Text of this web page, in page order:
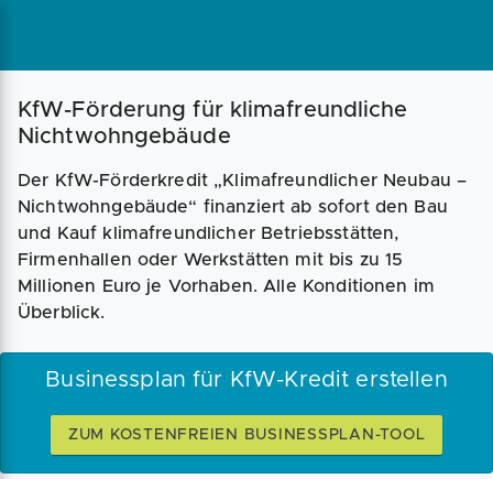
Magazin Businessplan Fördermittel
KfW-Förderung für klimafreundliche
Nichtwohngebäude
Der KfW-Förderkredit „Klimafreundlicher Neubau –
Nichtwohngebäude“ finanziert ab sofort den Bau
und Kauf klimafreundlicher Betriebsstätten,
Firmenhallen oder Werkstätten mit bis zu 15
Millionen Euro je Vorhaben. Alle Konditionen im
Überblick.
Businessplan für KfW-Kredit erstellen
ZUM KOSTENFREIEN BUSINESSPLAN-TOOL